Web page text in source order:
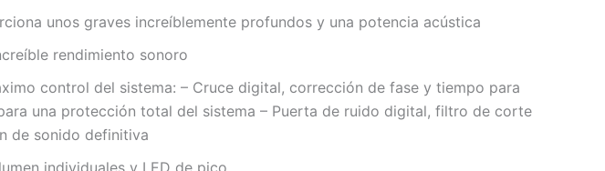
unos graves increíblemente profundos y una potencia acústica
rendimiento sonoro
control del sistema: – Cruce digital, corrección de fase y tiempo para
una protección total del sistema – Puerta de ruido digital, filtro de corte
de sonido definitiva
individuales y LED de pico